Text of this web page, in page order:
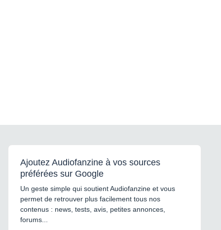
Ajoutez Audiofanzine à vos sources
préférées sur Google
Un geste simple qui soutient Audiofanzine et vous
permet de retrouver plus facilement tous nos
contenus : news, tests, avis, petites annonces,
forums...